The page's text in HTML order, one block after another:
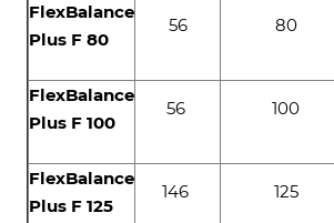
FlexBalance
Plus F 80
56 80
FlexBalance
Plus F 100
56 100
FlexBalance
Plus F 125
146 125